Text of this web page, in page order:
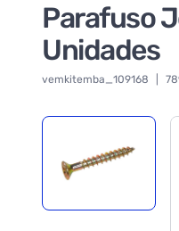
Parafuso
Unidades
vemkitemba_109168